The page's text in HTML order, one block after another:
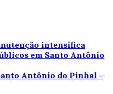
Antônio do Pinhal -